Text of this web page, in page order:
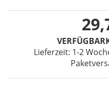
Lieferzeit: 1-2
gallery